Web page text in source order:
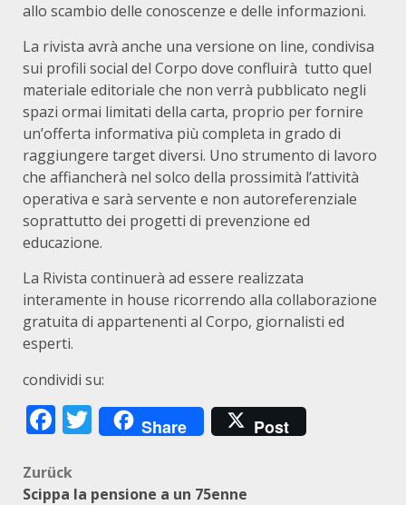
allo scambio delle conoscenze e delle informazioni.
La rivista avrà anche una versione on line, condivisa
sui profili social del Corpo dove confluirà tutto quel
materiale editoriale che non verrà pubblicato negli
spazi ormai limitati della carta, proprio per fornire
un’offerta informativa più completa in grado di
raggiungere target diversi. Uno strumento di lavoro
che affiancherà nel solco della prossimità l’attività
operativa e sarà servente e non autoreferenziale
soprattutto dei progetti di prevenzione ed
educazione.
La Rivista continuerà ad essere realizzata
interamente in house ricorrendo alla collaborazione
gratuita di appartenenti al Corpo, giornalisti ed
esperti.
condividi su:
Facebook
Twitter
Share Post
Beitragsnavigation
Zurück
Scippa la pensione a un 75enne